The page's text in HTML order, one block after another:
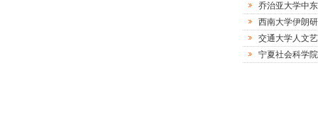
乔治亚大学中
西南大学伊朗
交通大学人文
宁夏社会科学